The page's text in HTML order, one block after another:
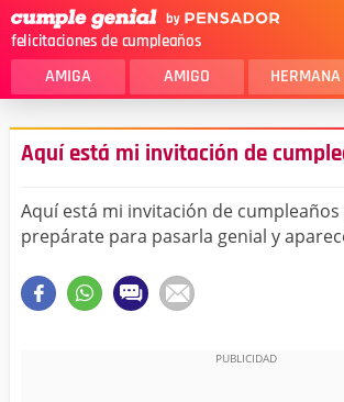
felicitaciones de cumpleaños
AMIGA AMIGO HERMANA
MAMA
SOBRINA
NOVIA
Aquí está mi invitación de
Aquí está mi invitación de
prepárate para pasarla genial y